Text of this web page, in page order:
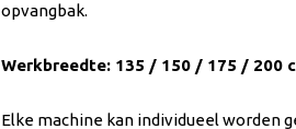
opvangbak.
Werkbreedte: 135 / 150 / 175 / 200
Elke machine kan individueel worden